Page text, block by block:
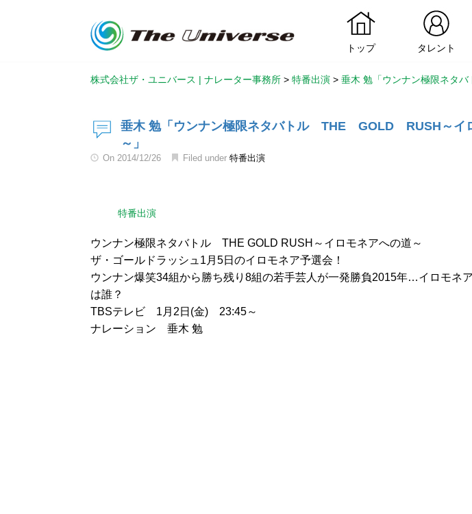
トップ タレント
株式会社ザ・ユニバース | ナレーター事務所 > 特番出演 > 垂木 勉「ウンナン極限ネタ
垂木 勉「ウンナン極限ネタバトル THE GOLD RUSH～イ
～」
On 2014/12/26 Filed under 特番出演
特番出演
ウンナン極限ネタバトル THE GOLD RUSH～イロモネアへの道～
ザ・ゴールドラッシュ1月5日のイロモネア予選会！
ウンナン爆笑34組から勝ち残り8組の若手芸人が一発勝負2015年…イロモネ
は誰？
TBSテレビ 1月2日(金) 23:45～
ナレーション 垂木 勉